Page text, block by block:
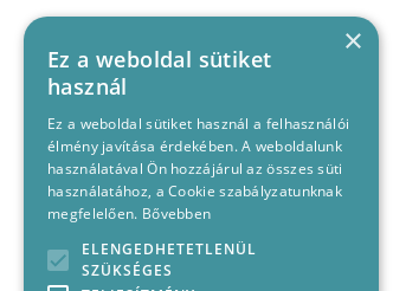
×
Ez a weboldal sütiket
használ
Ez a weboldal sütiket használ a felhasználói
élmény javítása érdekében. A weboldalunk
használatával Ön hozzájárul az összes süti
használatához, a Cookie szabályzatunknak
megfelelően. Bővebben
ELENGEDHETETLENÜL
SZÜKSÉGES